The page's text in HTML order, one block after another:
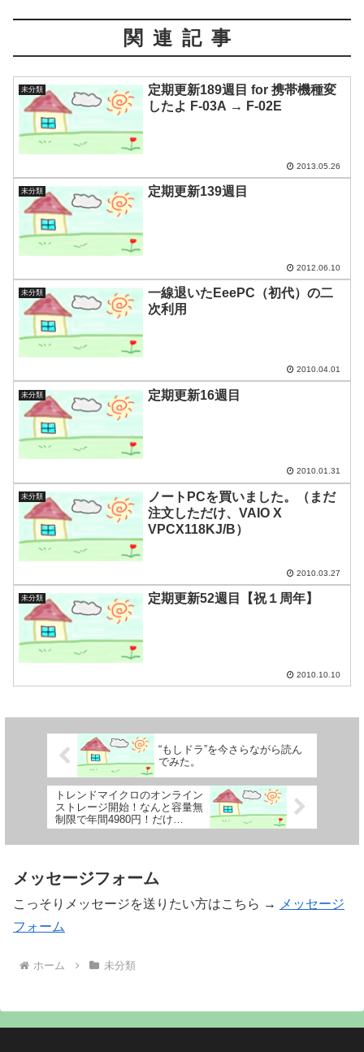
関連記事
未分類
定期更新189週目 for 携帯機種変
したよ F-03A → F-02E
2013.05.26
未分類 定期更新139週目
2012.06.10
未分類
一線退いたEeePC（初代）の二
次利用
2010.04.01
未分類 定期更新16週目
2010.01.31
未分類
ノートPCを買いました。（まだ
注文しただけ、VAIO X
VPCX118KJ/B）
2010.03.27
未分類 定期更新52週目【祝１周年】
2010.10.10
“もしドラ”を今さらながら読ん
でみた。
トレンドマイクロのオンライン
ストレージ開始！なんと容量無
制限で年間4980円！だけ
ど・・・
メッセージフォーム
こっそりメッセージを送りたい方はこちら →
メッセージ
フォーム
ホーム 未分類